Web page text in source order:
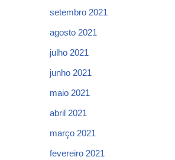
setembro 2021
agosto 2021
julho 2021
junho 2021
maio 2021
abril 2021
março 2021
fevereiro 2021